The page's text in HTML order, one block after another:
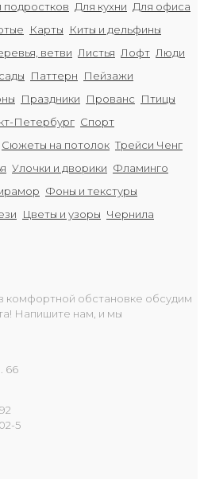
подростков Для кухни Для офиса
Карты
Киты и дельфины
ветви Листья Лофт Люди
Паттерн
Пейзажи
Праздники Прованс
Птицы
Петербург Спорт
Сюжеты на потолок Трейси Ченг
Улочки и дворики Фламинго
Фоны и текстуры
Цветы и узоры Чернила
комфортной обстановке обсудим
Напишите нам, и мы
66
5